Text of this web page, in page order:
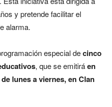
y pretende facilitar el
alarma.
especial decinco
, que se emitiráen
lunes a viernes, en Clan